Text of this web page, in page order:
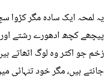
یہ لمحہ ایک سادہ مگر کڑوا
پیچھے کچھ ادھورے رشتے
زخم جو اکثر وہ لوگ اٹھاتے
جانتے ہیں، مگر خود تنہائی